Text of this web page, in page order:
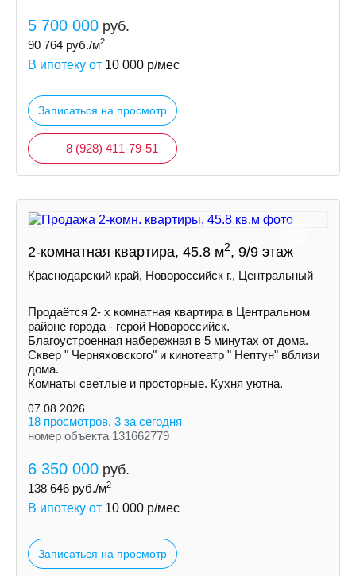
5 700 000 руб.
90 764 руб./м2
В ипотеку от 10 000 р/мес
Записаться на просмотр
8 (928) 411-79-51
2-комнатная квартира, 45.8 м2, 9/9 этаж
Краснодарский край, Новороссийск г., Центральный
Продаётся 2- х комнатная квартира в Центральном
районе города - герой Новороссийск.
Благоустроенная набережная в 5 минутах от дома.
Сквер " Черняховского" и кинотеатр " Нептун" вблизи
дома.
Комнаты светлые и просторные. Кухня уютна.
07.08.2026
18 просмотров, 3 за сегодня
номер объекта 131662779
6 350 000 руб.
138 646 руб./м2
В ипотеку от 10 000 р/мес
Записаться на просмотр